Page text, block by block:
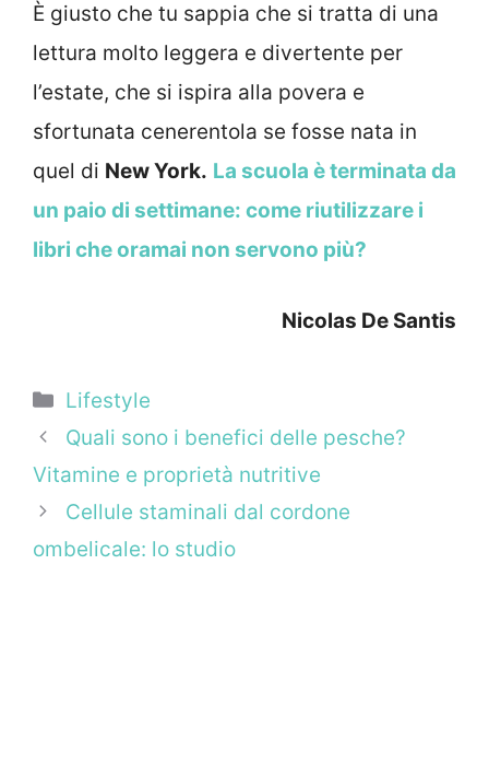
È giusto che tu sappia che si tratta di una
lettura molto leggera e divertente per
l’estate, che si ispira alla povera e
sfortunata cenerentola se fosse nata in
quel di New York. La scuola è terminata da
un paio di settimane: come riutilizzare i
libri che oramai non servono più?
Nicolas De Santis
Categorie
Lifestyle
Quali sono i benefici delle pesche?
Vitamine e proprietà nutritive
Cellule staminali dal cordone
ombelicale: lo studio